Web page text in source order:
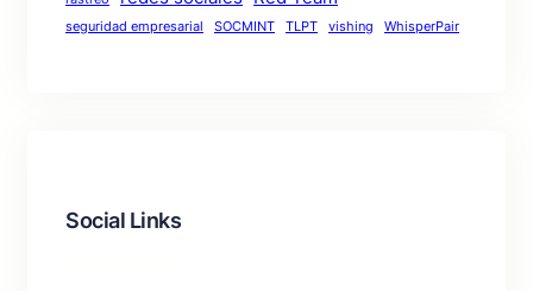
seguridad empresarial SOCMINT TLPT vishing WhisperPair
Social Links